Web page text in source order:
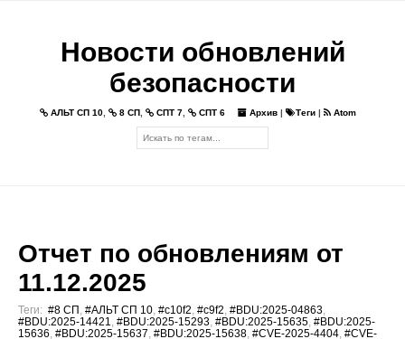
Новости обновлений
безопасности
АЛЬТ СП 10 8 СП СПТ 7 СПТ 6 Архив | Теги | Atom
Отчет по обновлениям от
11.12.2025
Теги: #8 СП #АЛЬТ СП 10 #c10f2 #c9f2 #BDU:2025-04863
#BDU:2025-14421
#BDU:2025-15293 #BDU:2025-15635 #BDU:2025-
15636 #BDU:2025-15637 #BDU:2025-15638 #CVE-2025-4404 #CVE-